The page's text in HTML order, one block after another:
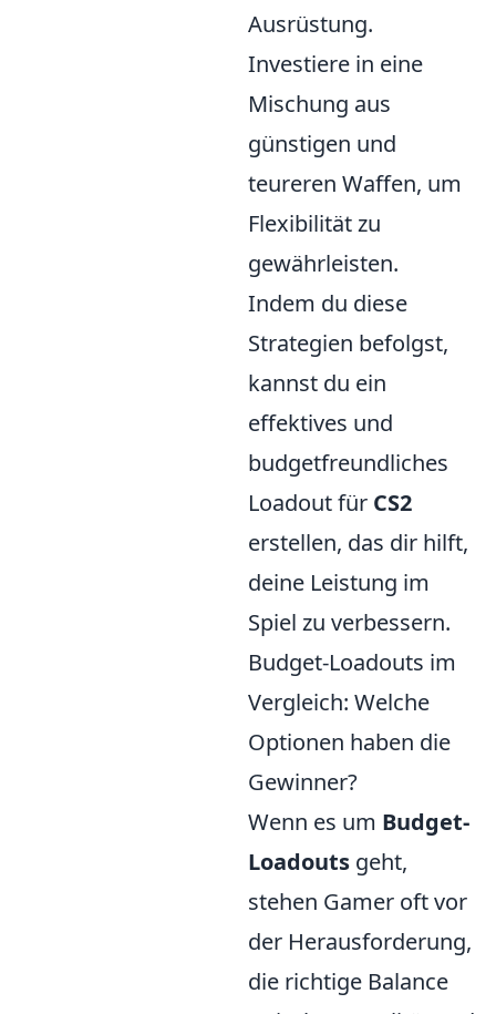
Ausrüstung.
Investiere in eine
Mischung aus
günstigen und
teureren Waffen, um
Flexibilität zu
gewährleisten.
Indem du diese
Strategien befolgst,
kannst du ein
effektives und
budgetfreundliches
Loadout für CS2
erstellen, das dir hilft,
deine Leistung im
Spiel zu verbessern.
Budget-Loadouts im
Vergleich: Welche
Optionen haben die
Gewinner?
Wenn es um Budget-
Loadouts geht,
stehen Gamer oft vor
der Herausforderung,
die richtige Balance